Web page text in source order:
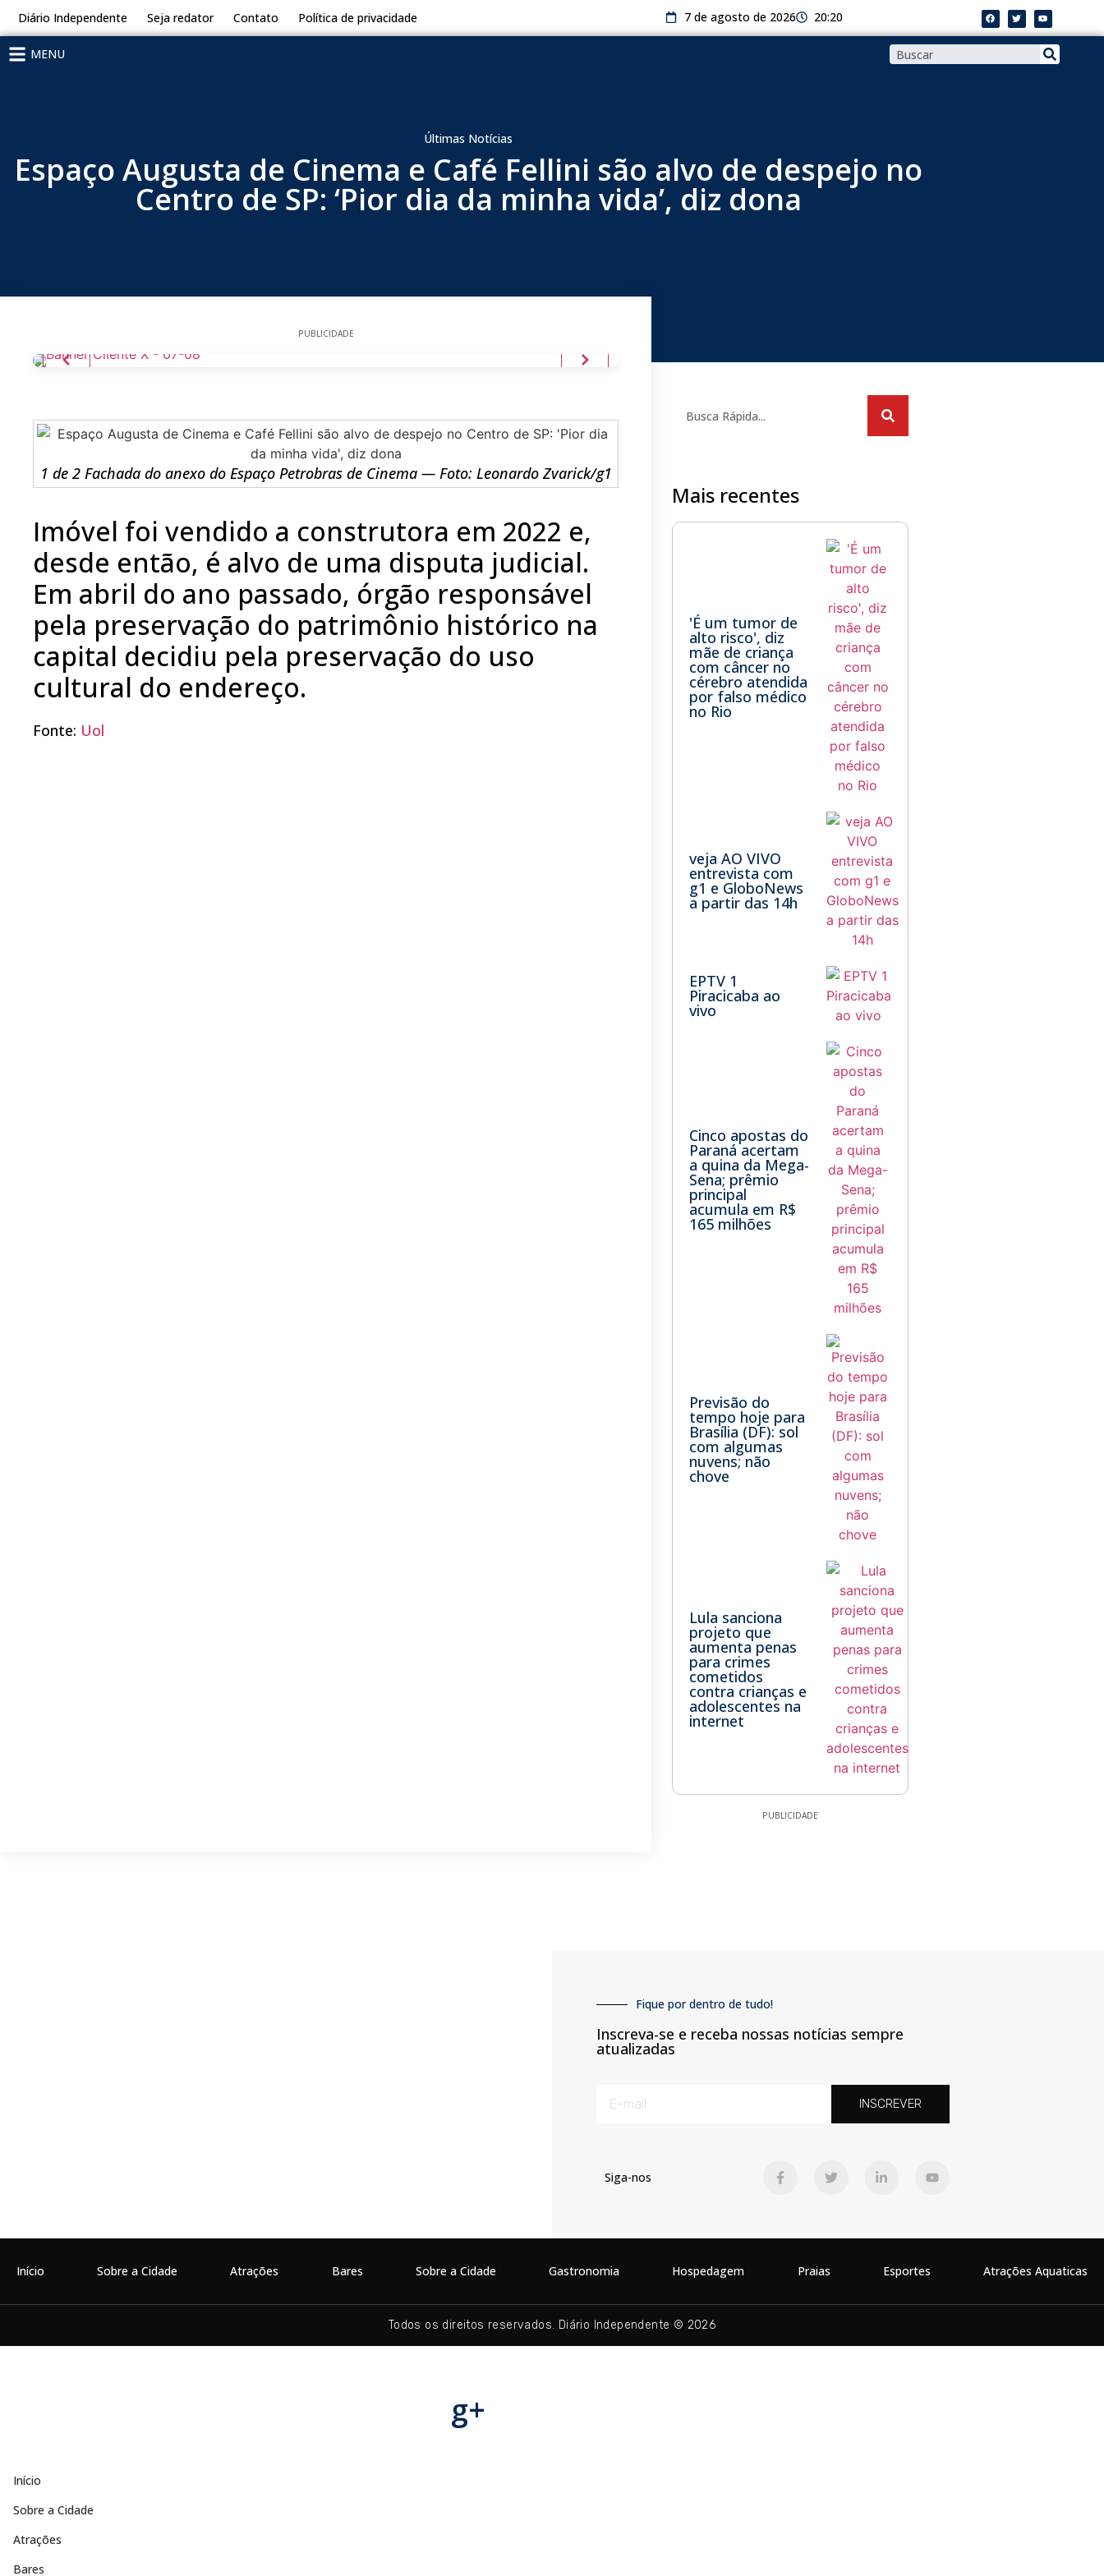
Diário Independente Seja redator Contato Política de privacidade 7 de agosto de 2026 20:20
MENU
Últimas Notícias
Espaço Augusta de Cinema e Café Fellini são alvo de despejo no
Centro de SP: ‘Pior dia da minha vida’, diz dona
PUBLICIDADE
1 de 2 Fachada do anexo do Espaço Petrobras de Cinema — Foto: Leonardo Zvarick/g1
Imóvel foi vendido a construtora em 2022 e,
desde então, é alvo de uma disputa judicial.
Em abril do ano passado, órgão responsável
pela preservação do patrimônio histórico na
capital decidiu pela preservação do uso
cultural do endereço.
Fonte: Uol
Mais recentes
'É um tumor de
alto risco', diz
mãe de criança
com câncer no
cérebro atendida
por falso médico
no Rio
veja AO VIVO
entrevista com
g1 e GloboNews
a partir das 14h
EPTV 1
Piracicaba ao
vivo
Cinco apostas do
Paraná acertam
a quina da Mega-
Sena; prêmio
principal
acumula em R$
165 milhões
Previsão do
tempo hoje para
Brasília (DF): sol
com algumas
nuvens; não
chove
Lula sanciona
projeto que
aumenta penas
para crimes
cometidos
contra crianças e
adolescentes na
internet
PUBLICIDADE
Fique por dentro de tudo!
Inscreva-se e receba nossas notícias sempre
atualizadas
INSCREVER
Siga-nos
Início Sobre a Cidade Atrações Bares Sobre a Cidade Gastronomia Hospedagem Praias Esportes Atrações Aquaticas
Todos os direitos reservados. Diário Independente © 2026
g+
Início
Sobre a Cidade
Atrações
Bares